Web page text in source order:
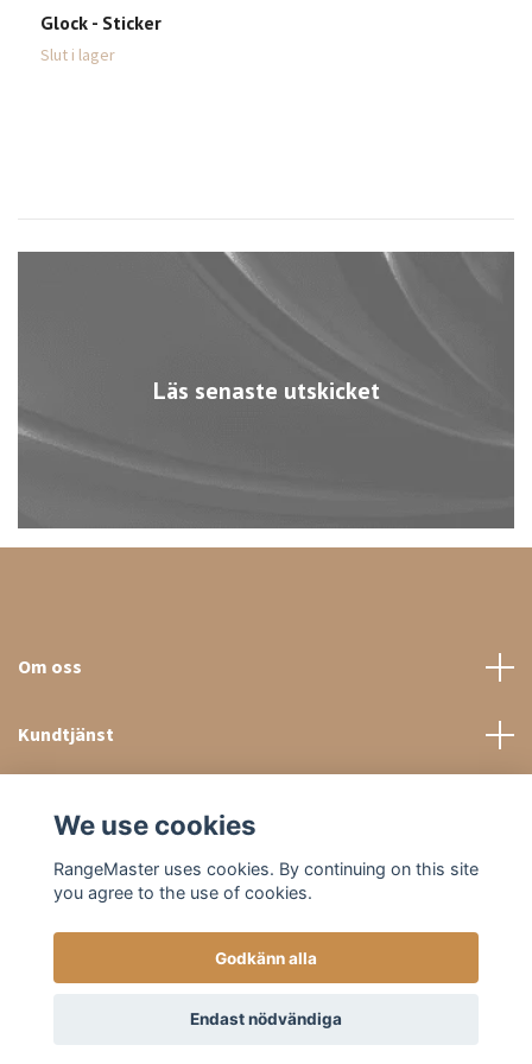
Läs senaste utskicket
Glock - Sticker
Slut i lager
Om oss
Kundtjänst
© 2026 RangeMaster Store
We use cookies
RangeMaster uses cookies. By continuing on this site
you agree to the use of cookies.
Godkänn alla
Endast nödvändiga